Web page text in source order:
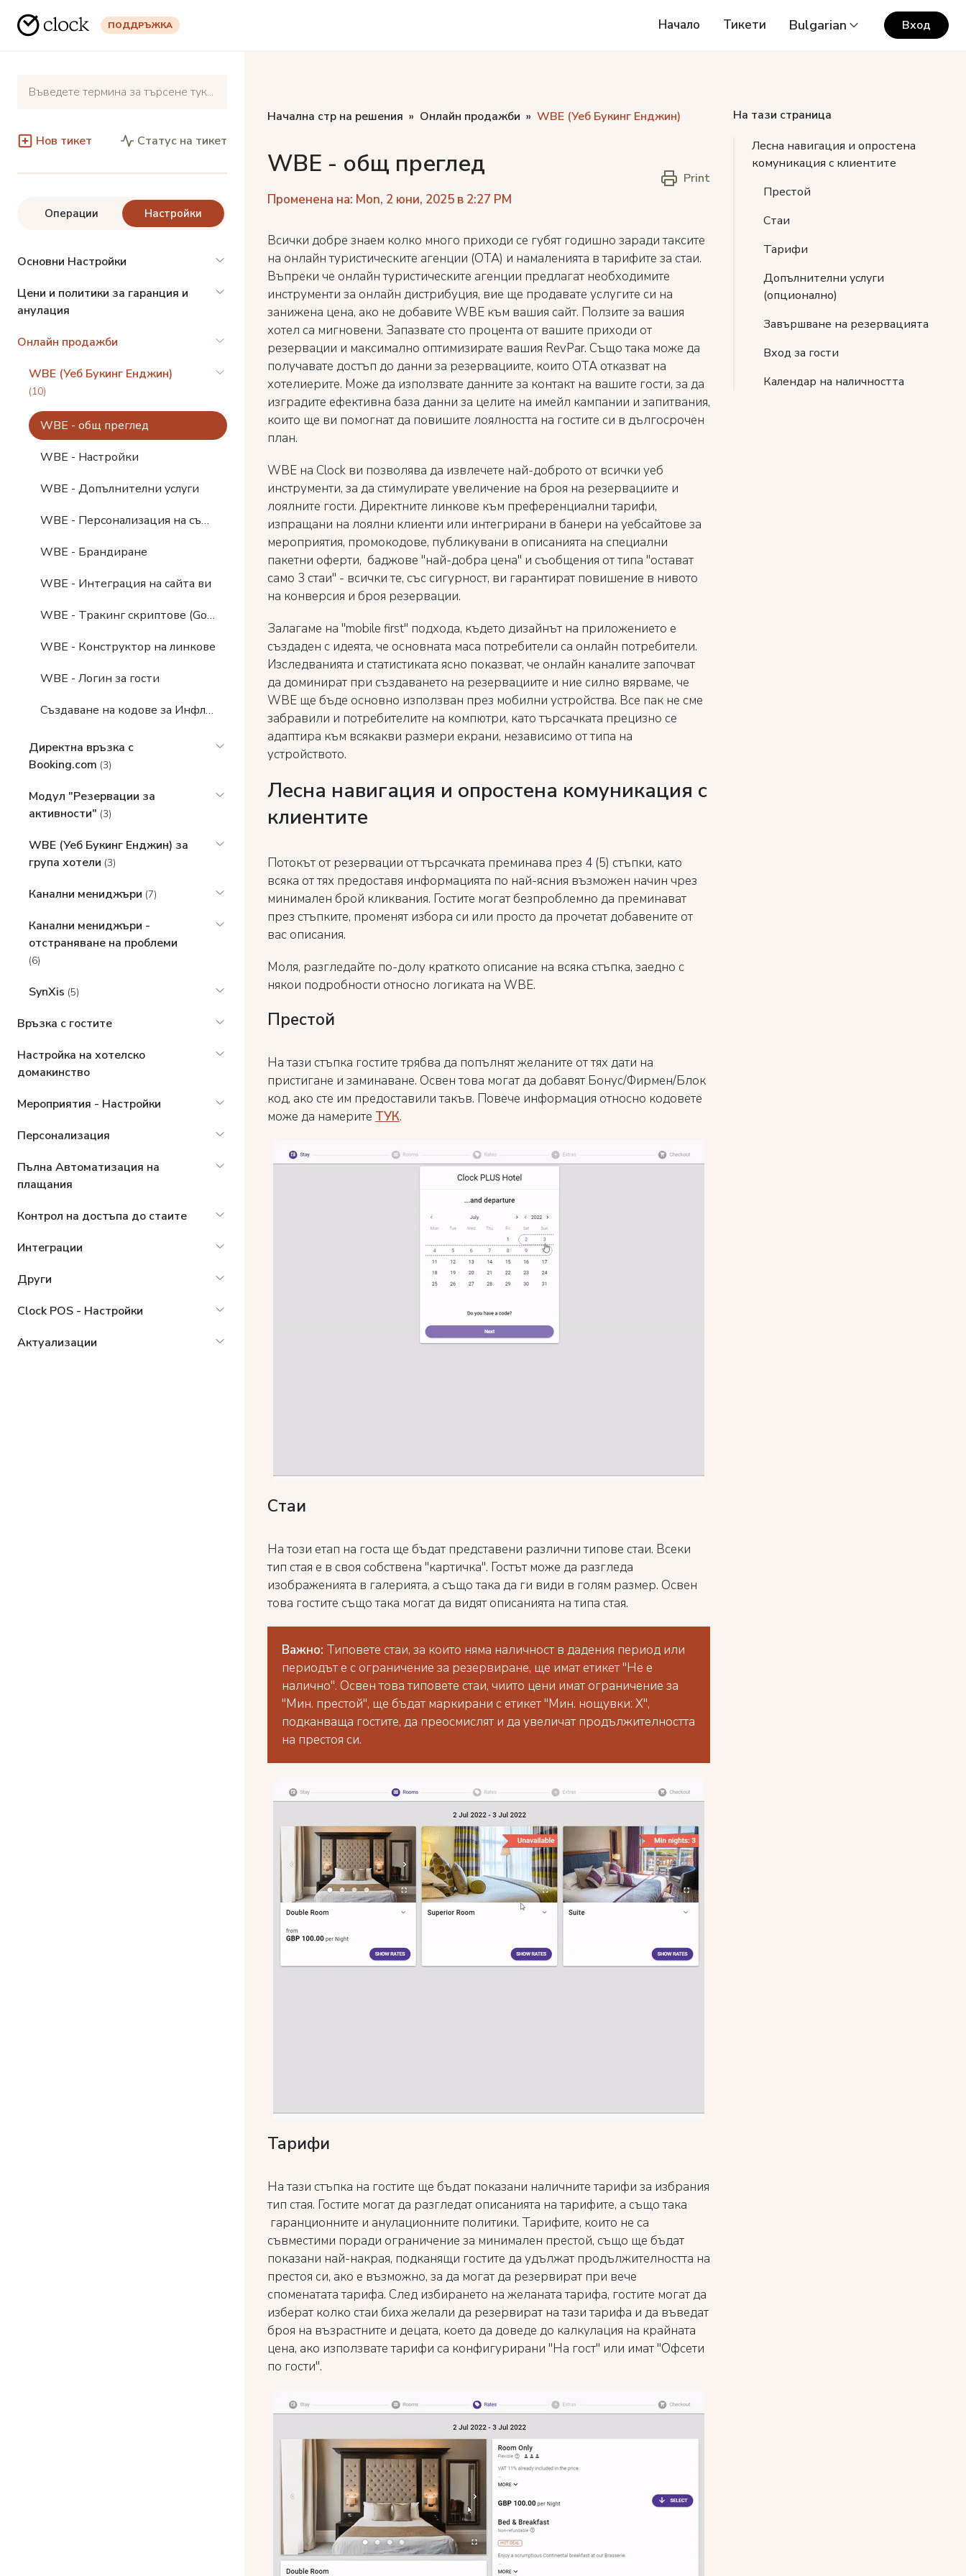
ПОДДРЪЖКА Начало Тикети Bulgarian Вход
Нов тикет Статус на тикет
Операции Настройки
Основни Настройки
Цени и политики за гаранция и
анулация
Онлайн продажби
WBE (Уеб Букинг Енджин)
(10)
WBE - общ преглед
WBE - Настройки
WBE - Допълнителни услуги
WBE - Персонализация на съдържанието
WBE - Брандиране
WBE - Интеграция на сайта ви
WBE - Тракинг скриптове (Google Analytics)
WBE - Конструктор на линкове
WBE - Логин за гости
Създаване на кодове за Инфлуенсъри и проследяване на резервациите
Директна връзка с
Booking.com (3)
Модул "Резервации за
активности" (3)
WBE (Уеб Букинг Енджин) за
група хотели (3)
Канални мениджъри (7)
Канални мениджъри -
отстраняване на проблеми
(6)
SynXis (5)
Връзка с гостите
Настройка на хотелско
домакинство
Мероприятия - Настройки
Персонализация
Пълна Автоматизация на
плащания
Контрол на достъпа до стаите
Интеграции
Други
Clock POS - Настройки
Актуализации
Начална стр на решения Онлайн продажби WBE (Уеб Букинг Енджин)
WBE - общ преглед
Променена на: Mon, 2 юни, 2025 в 2:27 PM
Print
Всички добре знаем колко много приходи се губят годишно заради таксите
на онлайн туристическите агенции (ОТА) и намаленията в тарифите за стаи.
Въпреки че онлайн туристическите агенции предлагат необходимите
инструменти за онлайн дистрибуция, вие ще продавате услугите си на
занижена цена, ако не добавите WBE към вашия сайт. Ползите за вашия
хотел са мигновени. Запазвате сто процента от вашите приходи от
резервации и максимално оптимизирате вашия RevPar. Също така може да
получавате достъп до данни за резервациите, които ОТА отказват на
хотелиерите. Може да използвате данните за контакт на вашите гости, за да
изградите ефективна база данни за целите на имейл кампании и запитвания,
които ще ви помогнат да повишите лоялността на гостите си в дългосрочен
план.
WBE на Clock ви позволява да извлечете най-доброто от всички уеб
инструменти, за да стимулирате увеличение на броя на резервациите и
лоялните гости. Директните линкове към преференциални тарифи,
изпращани на лоялни клиенти или интегрирани в банери на уебсайтове за
мероприятия, промокодове, публикувани в описанията на специални
пакетни оферти, баджове "най-добра цена" и съобщения от типа "остават
само 3 стаи" - всички те, със сигурност, ви гарантират повишение в нивото
на конверсия и броя резервации.
Залагаме на "mobile first" подхода, където дизайнът на приложението е
създаден с идеята, че основната маса потребители са онлайн потребители.
Изследванията и статистиката ясно показват, че онлайн каналите започват
да доминират при създаването на резервациите и ние силно вярваме, че
WBE ще бъде основно използван през мобилни устройства. Все пак не сме
забравили и потребителите на компютри, като търсачката прецизно се
адаптира към всякакви размери екрани, независимо от типа на
устройството.
Лесна навигация и опростена комуникация с
клиентите
Потокът от резервации от търсачката преминава през 4 (5) стъпки, като
всяка от тях предоставя информацията по най-ясния възможен начин чрез
минимален брой кликвания. Гостите могат безпроблемно да преминават
през стъпките, променят избора си или просто да прочетат добавените от
вас описания.
Моля, разгледайте по-долу краткото описание на всяка стъпка, заедно с
някои подробности относно логиката на WBE.
Престой
На тази стъпка гостите трябва да попълнят желаните от тях дати на
пристигане и заминаване. Освен това могат да добавят Бонус/Фирмен/Блок
код, ако сте им предоставили такъв. Повече информация относно кодовете
може да намерите ТУК.
Стаи
На този етап на госта ще бъдат представени различни типове стаи. Всеки
тип стая e в своя собствена "картичка". Гостът може да разгледа
изображенията в галерията, а също така да ги види в голям размер. Освен
това гостите също така могат да видят описанията на типа стая.
Важно: Типовете стаи, за които няма наличност в дадения период или
периодът е с ограничение за резервиране, ще имат етикет "Не е
налично". Освен това типовете стаи, чиито цени имат ограничение за
"Мин. престой", ще бъдат маркирани с етикет "Мин. нощувки: X",
подканваща гостите, да преосмислят и да увеличат продължителността
на престоя си.
Тарифи
На тази стъпка на гостите ще бъдат показани наличните тарифи за избрания
тип стая. Гостите могат да разгледат описанията на тарифите, а също така
гаранционните и анулационните политики. Тарифите, които не са
съвместими поради ограничение за минимален престой, също ще бъдат
показани най-накрая, подканящи гостите да удължат продължителността на
престоя си, ако е възможно, за да могат да резервират при вече
споменатата тарифа. След избирането на желаната тарифа, гостите могат да
изберат колко стаи биха желали да резервират на тази тарифа и да въведат
броя на възрастните и децата, което да доведе до калкулация на крайната
цена, ако използвате тарифи са конфигурирани "На гост" или имат "Офсети
по гости".
На тази страница
Лесна навигация и опростена
комуникация с клиентите
Престой
Стаи
Тарифи
Допълнителни услуги
(опционално)
Завършване на резервацията
Вход за гости
Календар на наличността